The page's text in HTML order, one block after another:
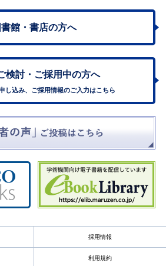
書館・書店の方へ
検討・ ご採用中の方へ
し込み、ご採用情報のご入力はこちら
採用情報
利用規約